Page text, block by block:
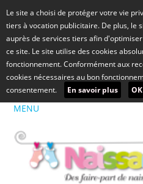
Le site a choisi de protéger votre vie
tiers à vocation publicitaire. De plus, le
auprès de services tiers afin
ce site. Le site utilise des cookies
fonctionnement. Conformément aux
cookies nécessaires au bon
consentement.
En savoir plus OK
MENU